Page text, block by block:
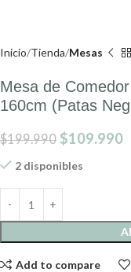
Inicio Tienda Mesas
Mesa de
160cm (Patas
$199.990 $109.990
2 disponibles
Add to compare